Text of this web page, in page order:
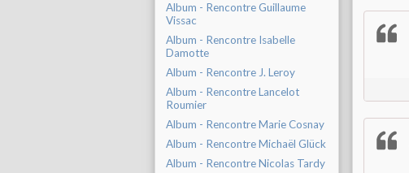
Album - Rencontre Guillaume
Vissac
Album - Rencontre Isabelle
Damotte
Album - Rencontre J. Leroy
Album - Rencontre Lancelot
Roumier
Album - Rencontre Marie Cosnay
Album - Rencontre Michaël Glück
Album - Rencontre Nicolas Tardy